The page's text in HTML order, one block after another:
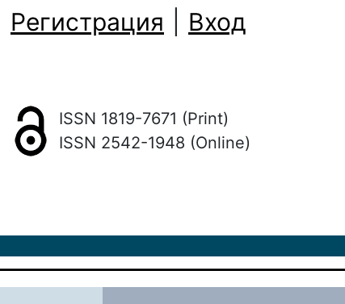
Регистрация
Вход
ISSN 1819-7671 (Print)
ISSN 2542-1948 (Online)